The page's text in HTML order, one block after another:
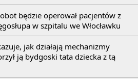
będzie operował pacjentów z
w szpitalu we Włocławku
jak działają mechanizmy
ją bydgoski tata dziecka z tą